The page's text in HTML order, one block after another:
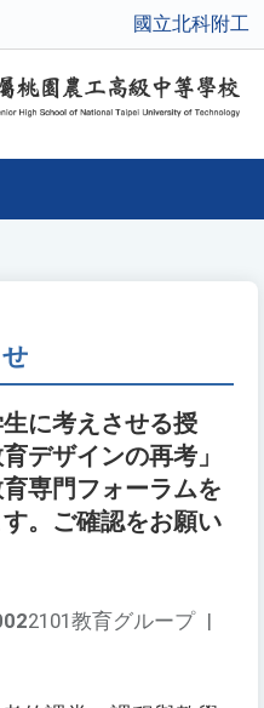
國立北科附工
に考えさせる授
デザインの再考」
専門フォーラムを
。ご確認をお願い
2101教育グループ |